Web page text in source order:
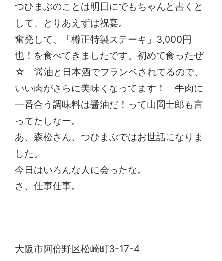
つひまぶのことは明日にでもちゃんと書くと
して、とりあえずは祝宴。
奮発して、「樽正特製ステーキ」3,000円
也！を食べてきましたです。初めて食ったぜ
☆ 醤油と日本酒でフランベされてるので、
いい肉がさらに美味くなってます！ 牛肉に
一番合う調味料は醤油だ！って山岡士郎も言
ってたしなー。
あ、森松さん、つひまぶではお世話になりま
した。
今日はいろんな人に会ったな。
さ、仕事仕事。
大阪市阿倍野区松崎町3-17-4